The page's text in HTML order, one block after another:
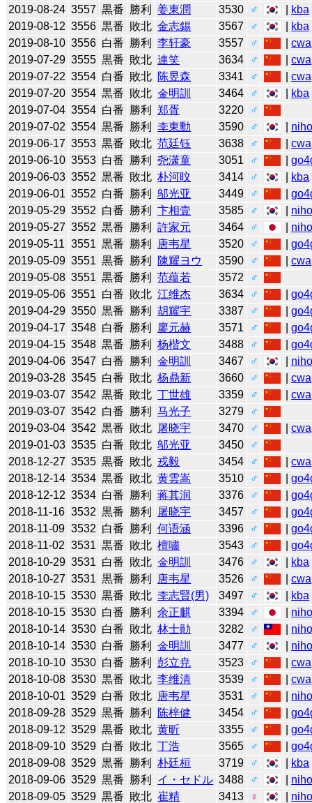
2019-08-24 3557 黒番 勝利 姜東潤 3530 ♂ kba
2019-08-12 3556 黒番 敗北 金志錫 3567 ♂ kba
2019-08-10 3556 白番 勝利 李轩豪 3557 ♂ |cwa
2019-07-29 3555 黒番 敗北 連笑 3634 ♂ |cwa
2019-07-22 3554 白番 敗北 陈昱森 3341 ♂ |cwa
2019-07-20 3554 黒番 敗北 金明訓 3464 ♂ kba
2019-07-04 3554 白番 勝利 郑胥 3220
♂
2019-07-02 3554 黒番 勝利 李東勳 3590 ♂
2019-06-17 3553 黒番 敗北 范廷钰 3638 ♂ |cwa
2019-06-10 3553 白番 勝利 尧潇童 3051 ♂ |
2019-06-03 3552 黒番 敗北 朴河旼 3414 ♂ kba
2019-06-01 3552 白番 勝利 邬光亚 3449 ♂ |
2019-05-29 3552 白番 勝利 卞相壹 3585 ♂
2019-05-27 3552 黒番 勝利 許家元 3464 ♂
2019-05-11 3551 黒番 勝利 唐韦星 3520 ♂ |
2019-05-09 3551 黒番 勝利 陳耀ヨウ 3590 ♂ |cwa
2019-05-08 3551 黒番 勝利 范蕴若 3572
♂
2019-05-06 3551 白番 敗北 江维杰 3634 ♂ |
2019-04-29 3550 黒番 勝利 胡耀宇 3387 ♂ |
2019-04-17 3548 白番 勝利 廖元赫 3571 ♂ |
2019-04-15 3548 黒番 勝利 杨楷文 3488 ♂ |
2019-04-06 3547 白番 勝利 金明訓 3467 ♂
2019-03-28 3545 白番 敗北 杨鼎新 3660 ♂ |cwa
2019-03-07 3542 黒番 敗北 丁世雄 3359 ♂ |cwa
2019-03-07 3542 白番 勝利 马光子 3279
♂
2019-03-04 3542 黒番 敗北 屠晓宇 3470 ♂ |cwa
2019-01-03 3535 白番 敗北 邬光亚 3450
♂
2018-12-27 3535 黒番 敗北 戎毅 3454 ♂ |cwa
2018-12-14 3534 黒番 敗北 黄雲嵩 3510 ♂ |
2018-12-12 3534 白番 勝利 蒋其润 3376 ♂ |
2018-11-16 3532 黒番 勝利 屠晓宇 3457 ♂ |
2018-11-09 3532 白番 勝利 何语涵 3396 ♂ |
2018-11-02 3531 黒番 敗北 檀嘯 3543 ♂ |
2018-10-29 3531 白番 敗北 金明訓 3476 ♂ kba
2018-10-27 3531 黒番 勝利 唐韦星 3526 ♂ |cwa
2018-10-15 3530 黒番 敗北 李志賢(男) 3497 ♂ kba
2018-10-15 3530 白番 勝利 余正麒 3394 ♂
2018-10-14 3530 白番 敗北 林士勛 3282 ♂
2018-10-14 3530 白番 勝利 金明訓 3477 ♂
2018-10-10 3530 白番 勝利 彭立尭 3523 ♂ |cwa
2018-10-08 3530 黒番 敗北 李维清 3539 ♂ |cwa
2018-10-01 3529 白番 敗北 唐韦星 3531 ♂
2018-09-28 3529 黒番 勝利 陈梓健 3454 ♂ |
2018-09-12 3529 黒番 敗北 黄昕 3355 ♂ |
2018-09-10 3529 白番 敗北 丁浩 3565 ♂ |
2018-09-08 3529 黒番 勝利 朴廷桓 3719 ♂ kba
2018-09-06 3529 黒番 勝利 イ・セドル 3488 ♂
2018-09-05 3529 黒番 敗北 崔精 3413 ♀